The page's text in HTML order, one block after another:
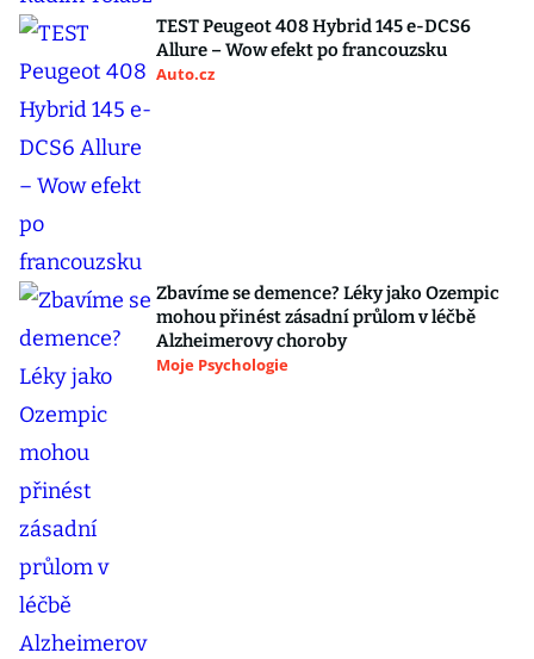
TEST Peugeot 408 Hybrid 145 e-DCS6
Allure – Wow efekt po francouzsku
Auto.cz
Zbavíme se demence? Léky jako Ozempic
mohou přinést zásadní průlom v léčbě
Alzheimerovy choroby
Moje Psychologie